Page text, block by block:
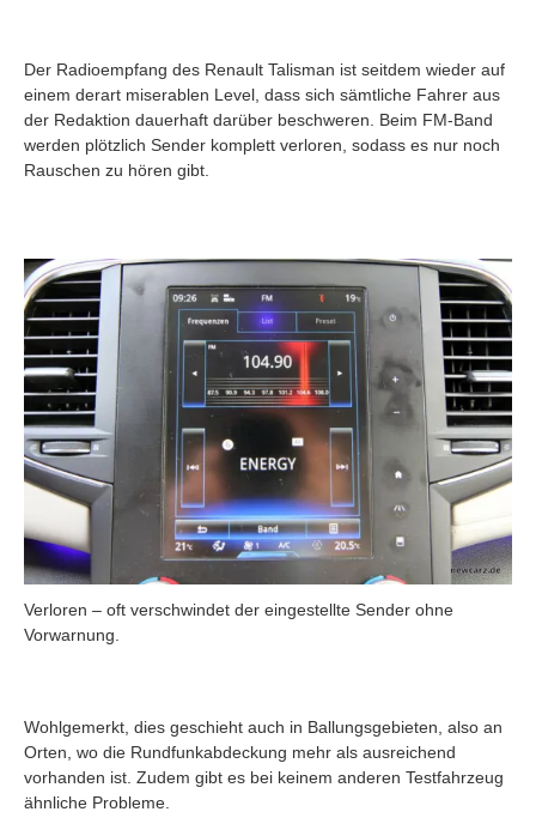
Der Radioempfang des Renault Talisman ist seitdem wieder auf
einem derart miserablen Level, dass sich sämtliche Fahrer aus
der Redaktion dauerhaft darüber beschweren. Beim FM-Band
werden plötzlich Sender komplett verloren, sodass es nur noch
Rauschen zu hören gibt.
Verloren – oft verschwindet der eingestellte Sender ohne
Vorwarnung.
Wohlgemerkt, dies geschieht auch in Ballungsgebieten, also an
Orten, wo die Rundfunkabdeckung mehr als ausreichend
vorhanden ist. Zudem gibt es bei keinem anderen Testfahrzeug
ähnliche Probleme.